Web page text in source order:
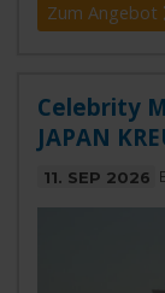
Zum Angebot
Celebrity
JAPAN
11. SEP 2026